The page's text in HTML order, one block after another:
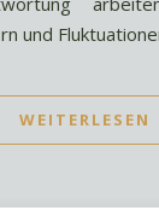
und
WEITERLESEN